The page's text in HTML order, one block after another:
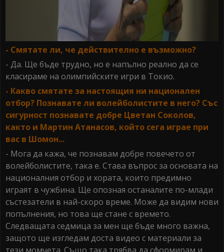
- Смятате ли, че действително е възможно?
- Да. Ще бъде трудно, но е напълно реално да се
класираме на олимпийските игри в Токио.
- Какво смятате за настоящия ни национален
отбор? Познавате ли волейболистите в него? Със
сигурност познавате добре Цветан Соколов,
както и Мартин Атанасов, който сега играе при
вас в Шомон...
- Мога да кажа, че познавам добре повечето от
волейболистите, така е. Става въпрос за основата на
националния отбор и хората, които предимно
играят в чужбина. Ще опозная останалите по-млади
състезатели в най-скоро време. Може да видим нови
попълнения, но това ще стане с времето.
Следващата седмица за мен ще бъде много важна,
защото ще изгледам доста видео с материали за